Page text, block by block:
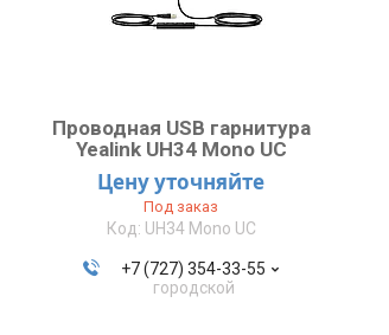
Проводная USB гарнитура
Yealink UH34 Mono UC
Цену уточняйте
Под заказ
UH34 Mono UC
+7 (727) 354-33-55
городской